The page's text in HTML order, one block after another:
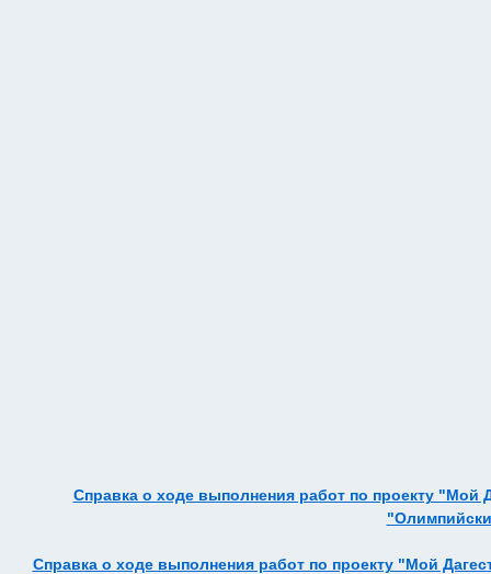
Справка о ходе выполнения работ по проекту "Мой
Справка о ходе выполнения работ по проекту "Мой